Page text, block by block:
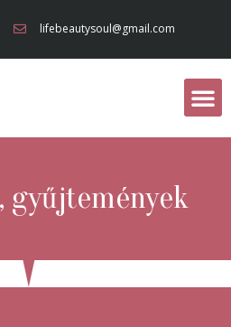
lifebeautysoul@gmail.com
gyűjtemények